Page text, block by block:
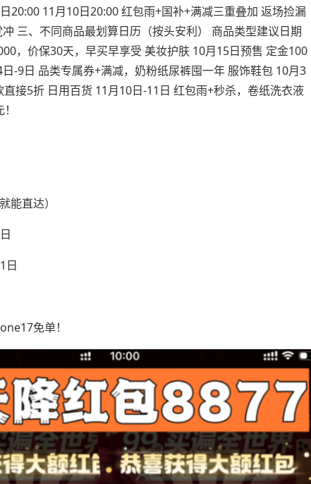
20:00 11月10日20:00 红包雨+国补+满减三重叠加 返场捡漏
三、不同商品最划算日历（按头安利） 商品类型建议日期
，价保30天，早买早享受 美妆护肤 10月15日预售 定金100
-9日 品类专属券+满减，奶粉纸尿裤囤一年 服饰鞋包 10月3
接5折 日用百货 11月10日-11日 红包雨+秒杀，卷纸洗衣液
能直达）
日
免单！